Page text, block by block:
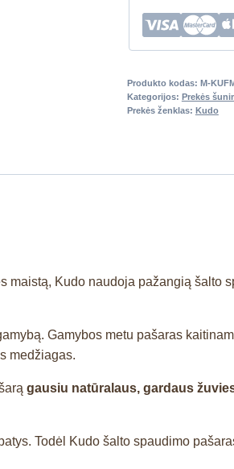
Produkto kodas: M-
Kategorijos: Prekės
Prekės ženklas: Kudo
Kudo naudoja pažangią šalto
Gamybos metu pašaras
medžiagas.
gausiu natūralaus, gardaus
Todėl Kudo šalto spaudimo